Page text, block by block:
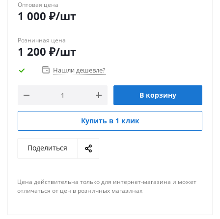
Оптовая цена
1 000 ₽/шт
Розничная цена
1 200 ₽/шт
Нашли дешевле?
В корзину
Купить в 1 клик
Поделиться
Цена действительна только для интернет-магазина и может
отличаться от цен в розничных магазинах